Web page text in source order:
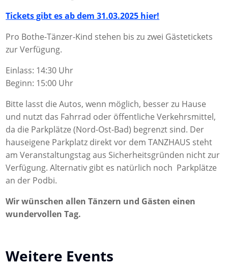
Tickets gibt es ab dem 31.03.2025 hier!
Pro Bothe-Tänzer-Kind stehen bis zu zwei Gästetickets
zur Verfügung.
Einlass: 14:30 Uhr
Beginn: 15:00 Uhr
Bitte lasst die Autos, wenn möglich, besser zu Hause
und nutzt das Fahrrad oder öffentliche Verkehrsmittel,
da die Parkplätze (Nord-Ost-Bad) begrenzt sind. Der
hauseigene Parkplatz direkt vor dem TANZHAUS steht
am Veranstaltungstag aus Sicherheitsgründen nicht zur
Verfügung. Alternativ gibt es natürlich noch Parkplätze
an der Podbi.
Wir wünschen allen Tänzern und Gästen einen
wundervollen Tag.
Weitere Events